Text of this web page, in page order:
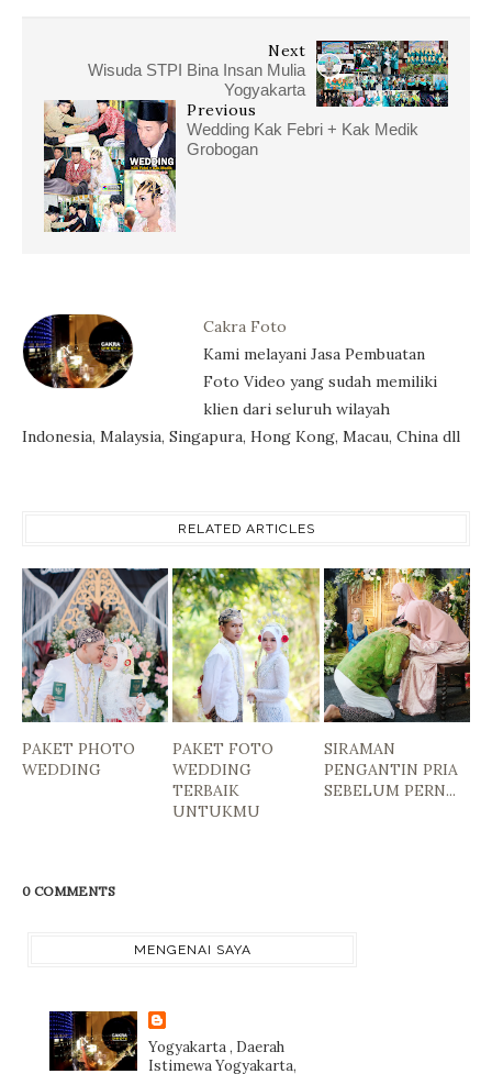
Next
Wisuda STPI Bina Insan Mulia
Yogyakarta
Previous
Wedding Kak Febri + Kak Medik
Grobogan
Cakra Foto
Kami melayani Jasa Pembuatan
Foto Video yang sudah memiliki
klien dari seluruh wilayah
Indonesia, Malaysia, Singapura, Hong Kong, Macau, China dll
RELATED ARTICLES
PAKET PHOTO
WEDDING
PAKET FOTO
WEDDING
TERBAIK
UNTUKMU
SIRAMAN
PENGANTIN PRIA
SEBELUM PERN...
0 COMMENTS
MENGENAI SAYA
Yogyakarta , Daerah
Istimewa Yogyakarta,